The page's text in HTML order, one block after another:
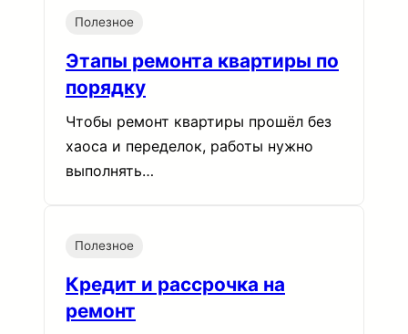
Полезное
Этапы ремонта квартиры по
порядку
Чтобы ремонт квартиры прошёл без
хаоса и переделок, работы нужно
выполнять…
Полезное
Кредит и рассрочка на
ремонт